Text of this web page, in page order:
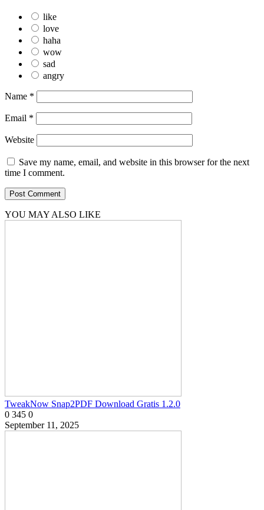
like
love
haha
wow
sad
angry
Name *
Email *
Website
Save my name, email, and website in this browser for the next
time I comment.
YOU MAY ALSO LIKE
TweakNow Snap2PDF Download Gratis 1.2.0
0 345 0
September 11, 2025